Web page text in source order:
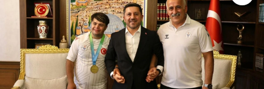
Eğitim
Kültür
3.Sayfa